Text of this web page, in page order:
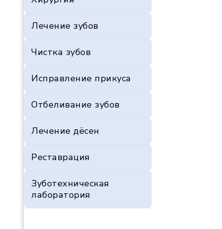
Лечение зубов
Чистка зубов
Исправление прикуса
Отбеливание зубов
Лечение дёсен
Реставрация
Зуботехническая
лаборатория